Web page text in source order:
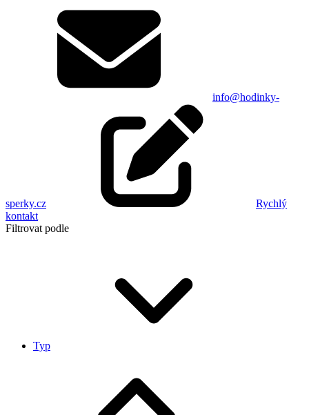
info@hodinky-
sperky.cz
Rychlý
kontakt
Filtrovat podle
Typ